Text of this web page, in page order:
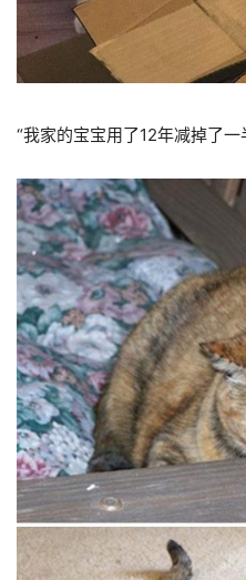
“我家的宝宝用了12年减掉了一